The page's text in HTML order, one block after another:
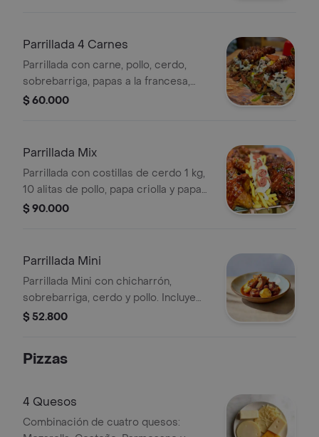
Parrillada 4 Carnes
Parrillada con carne, pollo, cerdo,
sobrebarriga, papas a la francesa,
ensalada de tomate, lechuga y
$ 60.000
Parrillada Mix
Parrillada con costillas de cerdo 1 kg,
10 alitas de pollo, papa criolla y papas
a la francesa.
$ 90.000
Parrillada Mini
Parrillada Mini con chicharrón,
sobrebarriga, cerdo y pollo. Incluye
papas.
$ 52.800
Pizzas
4 Quesos
Combinación de cuatro quesos: